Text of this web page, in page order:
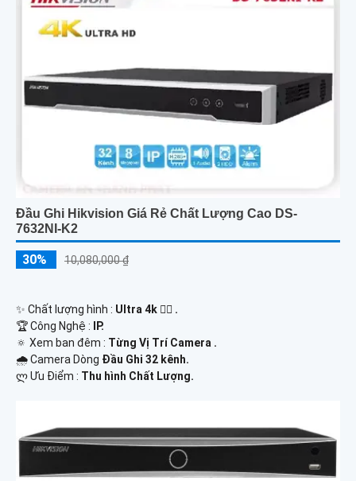
Đầu Ghi Hikvision Giá Rẻ Chất Lượng Cao DS-
7632NI-K2
30% 10,080,000 ₫
✨ Chất lượng hình : Ultra 4k 👍🏾 .
🏆 Công Nghệ : IP.
🔅 Xem ban đêm : Từng Vị Trí Camera .
🌧️ Camera Dòng Đầu Ghi 32 kênh.
️ლ Ưu Điểm : Thu hình Chất Lượng.